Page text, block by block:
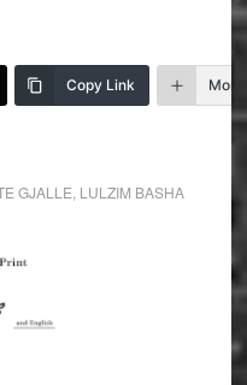
Copy Link More
GJALLE LULZIM BASHA